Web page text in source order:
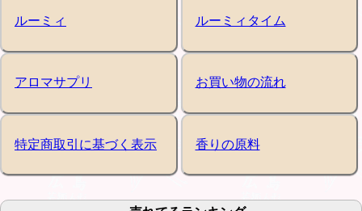
ルーミィ ルーミィタイム
アロマサプリ お買い物の流れ
特定商取引に基づく表示 香りの原料